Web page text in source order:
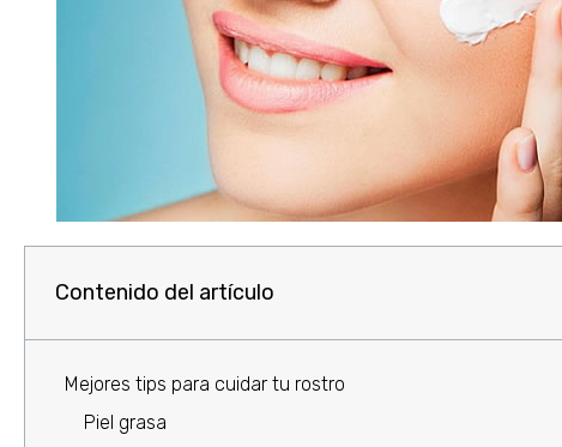
Contenido del artículo
Mejores tips para cuidar tu rostro
Piel grasa